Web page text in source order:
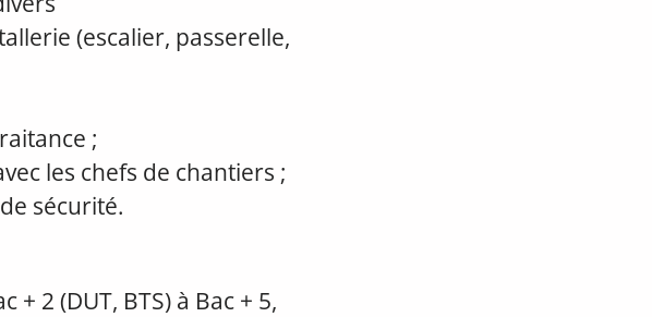
(escalier, passerelle,
;
les chefs de chantiers ;
sécurité.
2 (DUT, BTS) à Bac + 5,